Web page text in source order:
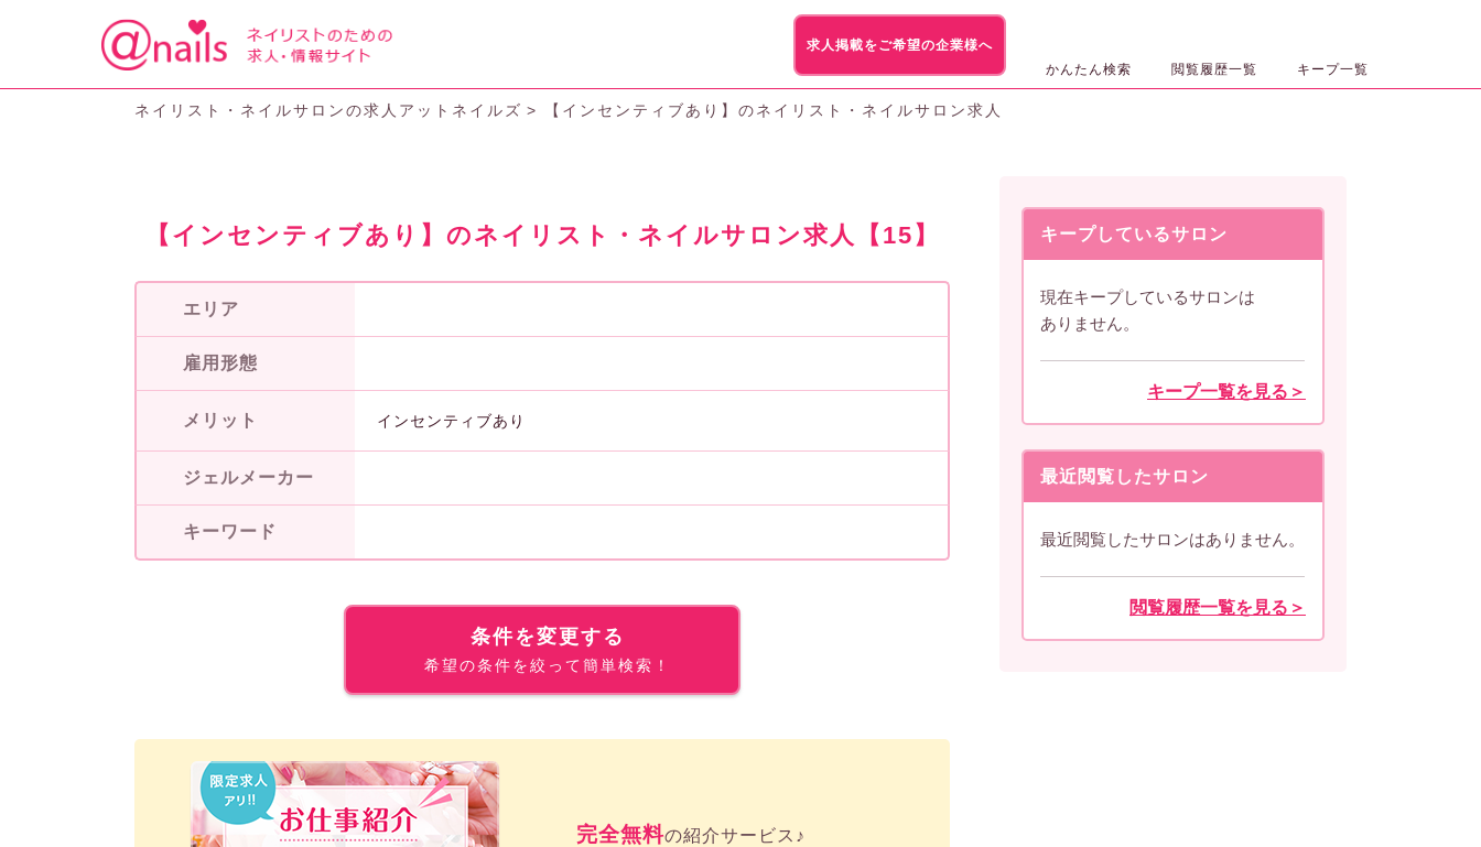
求人掲載をご希望の企業様へ
かんたん検索
閲覧履歴一覧 キープ一覧
ネイリスト・ネイルサロンの求人アットネイルズ 【インセンティブあり】のネイリスト・ネイルサロン求人
【インセンティブあり】のネイリスト・ネイルサロン求人【15】
エリア
雇用形態
メリット インセンティブあり
ジェルメーカー
キーワード
条件を変更する
希望の条件を絞って簡単検索！
完全無料の紹介サービス♪
キープしているサロン
現在キープしているサロンは
ありません。
キープ一覧を見る＞
最近閲覧したサロン
最近閲覧したサロンはありません。
閲覧履歴一覧を見る＞